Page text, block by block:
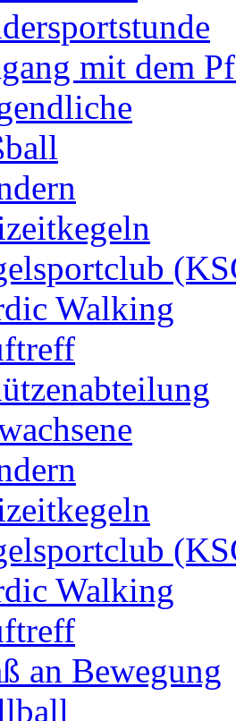
mit dem
Walking
Walking
an Bewegung